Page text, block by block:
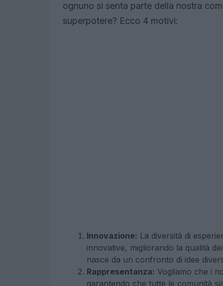
ognuno si senta parte della nostra
superpotere? Ecco 4 motivi:
Innovazione: La diversità di
innovative, migliorando la qualità
nasce da un confronto di idee
Rappresentanza: Vogliamo che i
garantendo che tutte le comunità